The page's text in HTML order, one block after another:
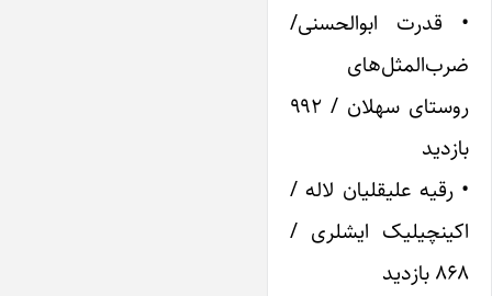
• قدرت ابوالحسنی/
ضرب‌المثل‌های
روستای سهلان / ۹۹۲
بازدید
• رقیه علیقلیان لاله /
اکینچیلیک ایشلری /
۸۶۸ بازدید